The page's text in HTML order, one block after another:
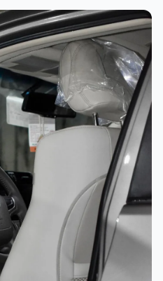
غسيل رغوي